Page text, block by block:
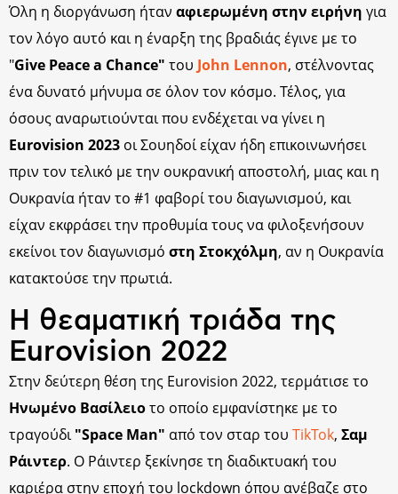
Όλη η διοργάνωση ήταν αφιερωμένη στην ειρήνη για
τον λόγο αυτό και η έναρξη της βραδιάς έγινε με το
"Give Peace a Chance" του John Lennon, στέλνοντας
ένα δυνατό μήνυμα σε όλον τον κόσμο. Τέλος, για
όσους αναρωτιούνται που ενδέχεται να γίνει η
Eurovision 2023 οι Σουηδοί είχαν ήδη επικοινωνήσει
πριν τον τελικό με την ουκρανική αποστολή, μιας και η
Ουκρανία ήταν το #1 φαβορί του διαγωνισμού, και
είχαν εκφράσει την προθυμία τους να φιλοξενήσουν
εκείνοι τον διαγωνισμό στη Στοκχόλμη, αν η Ουκρανία
κατακτούσε την πρωτιά.
Η θεαματική τριάδα της
Eurovision 2022
Στην δεύτερη θέση της Eurovision 2022, τερμάτισε το
Ηνωμένο Βασίλειοτο οποίο εμφανίστηκε με το
τραγούδι"Space Man" από τον σταρ του TikTok, Σαμ
Ράιντερ. O Ράιντερ ξεκίνησε τη διαδικτυακή του
καριέρα στην εποχή του lockdown όπου ανέβαζε στο